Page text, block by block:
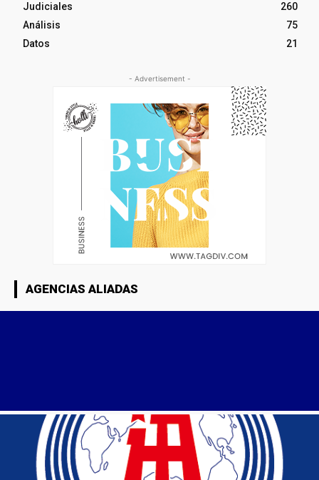
Judiciales
260
Análisis
75
Datos
21
- Advertisement -
AGENCIAS ALIADAS